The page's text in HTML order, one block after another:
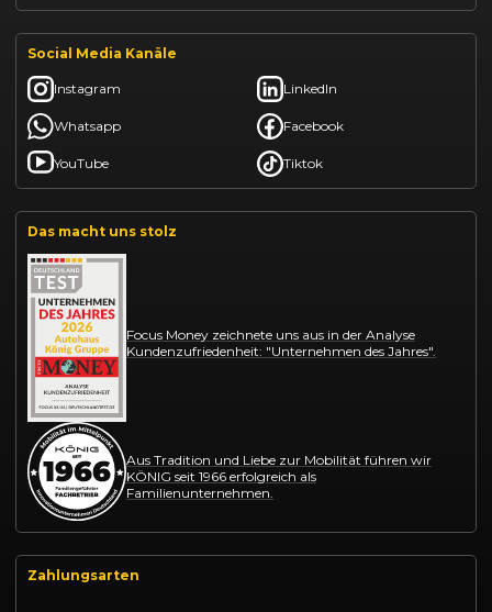
Social Media Kanäle
Instagram LinkedIn
Whatsapp Facebook
YouTube Tiktok
Das macht uns stolz
Focus Money zeichnete uns aus in der Analyse
Kundenzufriedenheit: "Unternehmen des Jahres".
Aus Tradition und Liebe zur Mobilität führen wir
KÖNIG seit 1966 erfolgreich als
Familienunternehmen.
Zahlungsarten